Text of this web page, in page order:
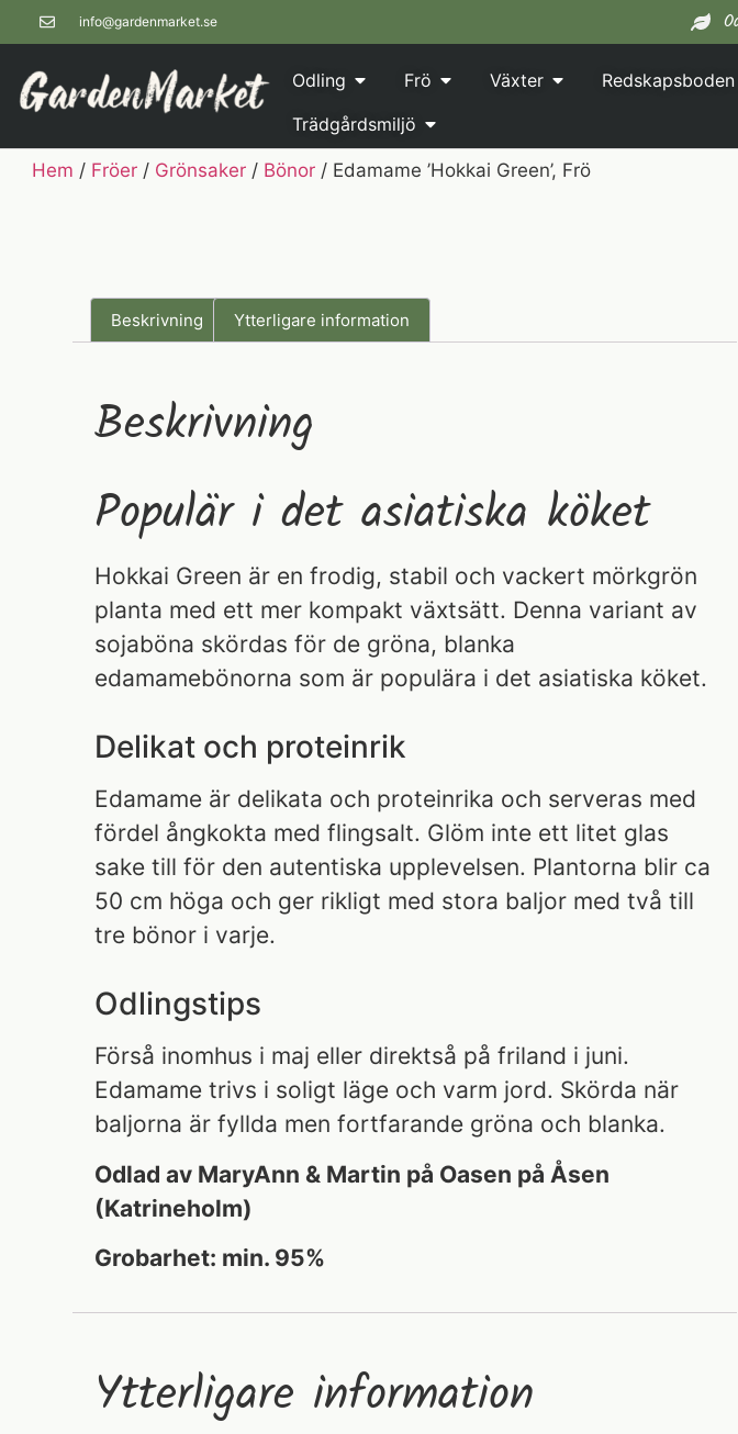
info@gardenmarket.se
Odling Frö Växter Redskapsboden
Trädgårdsmiljö
Hem / Fröer / Grönsaker / Bönor / Edamame ’Hokkai Green’, Frö
Beskrivning Ytterligare information
Beskrivning
Populär i det asiatiska köket
Hokkai Green är en frodig, stabil och vackert mörkgrön
planta med ett mer kompakt växtsätt. Denna variant av
sojaböna skördas för de gröna, blanka
edamamebönorna som är populära i det asiatiska köket.
Delikat och proteinrik
Edamame är delikata och proteinrika och serveras med
fördel ångkokta med flingsalt. Glöm inte ett litet glas
sake till för den autentiska upplevelsen. Plantorna blir ca
50 cm höga och ger rikligt med stora baljor med två till
tre bönor i varje.
Odlingstips
Förså inomhus i maj eller direktså på friland i juni.
Edamame trivs i soligt läge och varm jord. Skörda när
baljorna är fyllda men fortfarande gröna och blanka.
Odlad av MaryAnn & Martin på Oasen på Åsen
(Katrineholm)
Grobarhet: min. 95%
Ytterligare information